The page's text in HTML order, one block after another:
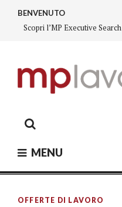
content
BENVENUTO
Scopri l’MP Executive Search
Lavoro Modena
MENU
OFFERTE DI LAVORO